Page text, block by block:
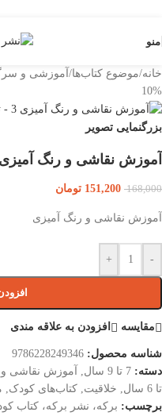
منو
خانه/موضوع کتاب‌ها/ آموزشی و
10%
بزرگنمایی تصویر
آموزش نقاشی و رنگ آمیزی 3
168,000
151,200 تومان
آموزش نقاشی و رنگ آمیزی
-
+
مقایسه افزودن به علاقه مندی
شناسه محصول: 9786228249346
دسته: 7 تا 9 سال آموزش نقاشی
تا 6 سال
خلاقیت کتاب‌های کودک
برچسب: برکه، نشر برکه، کتاب